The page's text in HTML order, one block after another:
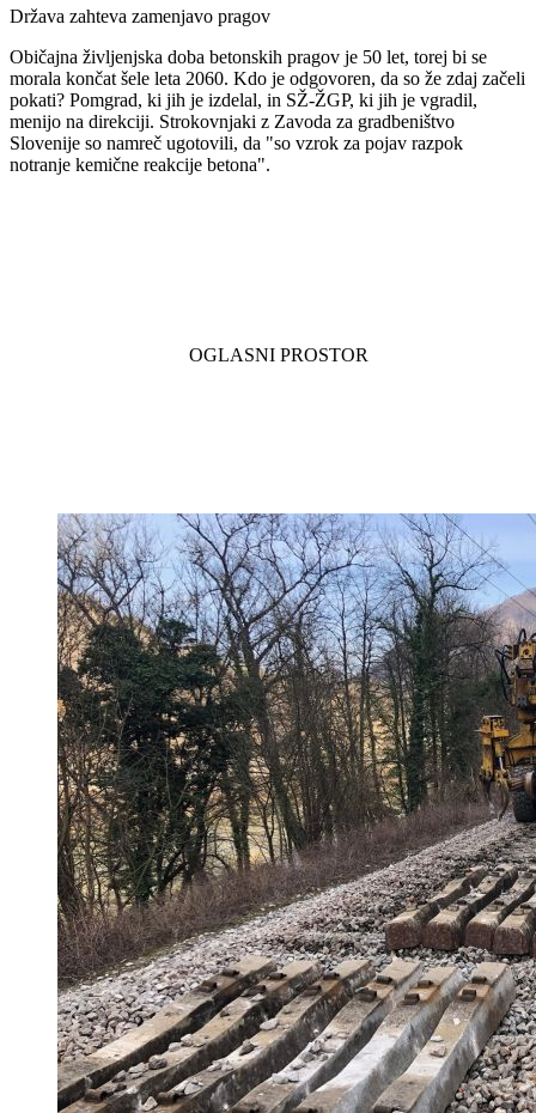
Država zahteva zamenjavo pragov
Običajna življenjska doba betonskih pragov je 50 let, torej bi se
morala končat šele leta 2060. Kdo je odgovoren, da so že zdaj začeli
pokati? Pomgrad, ki jih je izdelal, in SŽ-ŽGP, ki jih je vgradil,
menijo na direkciji. Strokovnjaki z Zavoda za gradbeništvo
Slovenije so namreč ugotovili, da "so vzrok za pojav razpok
notranje kemične reakcije betona".